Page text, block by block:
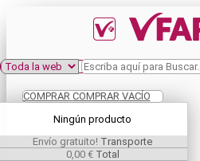
COMPRAR COMPRAR VACÍO
Ningún producto
Envío gratuito! Transporte
0,00 € Total